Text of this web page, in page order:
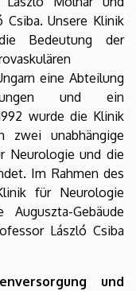
Csiba. Unsere Klinik
Bedeutung der
eine Abteilung
und ein
wurde die Klinik
zwei unabhängige
Neurologie und die
Im Rahmen des
für Neurologie
Gebäude
László Csiba
und